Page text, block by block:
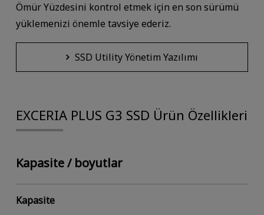
Ömür Yüzdesini kontrol etmek için en son sürümü
yüklemenizi önemle tavsiye ederiz.
SSD Utility Yönetim Yazılımı
EXCERIA PLUS G3 SSD Ürün Özellikleri
Kapasite / boyutlar
Kapasite